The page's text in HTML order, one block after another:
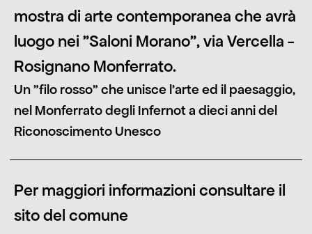
mostra di arte contemporanea che avrà
luogo nei "Saloni Morano", via Vercella -
Rosignano Monferrato.
Un "filo rosso" che unisce l'arte ed il paesaggio,
nel Monferrato degli Infernot a dieci anni del
Riconoscimento Unesco
Per maggiori informazioni consultare il
sito del comune